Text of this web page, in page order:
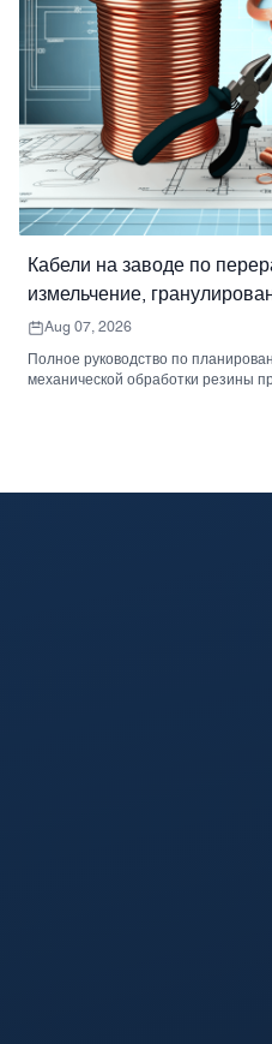
Кабели на заводе по
измельчение,
Aug 07, 2026
Полное руководство по
механической обработки резины